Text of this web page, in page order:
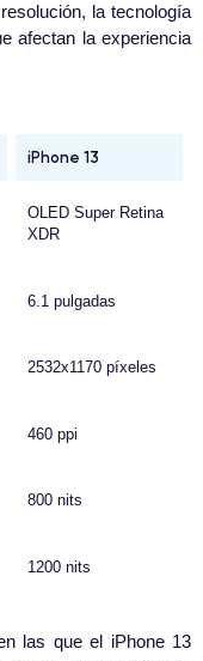
la tecnología
afectan la experiencia
iPhone 13
OLED Super Retina
XDR
6.1 pulgadas
2532x1170 píxeles
460 ppi
800 nits
1200 nits
las que el iPhone 13